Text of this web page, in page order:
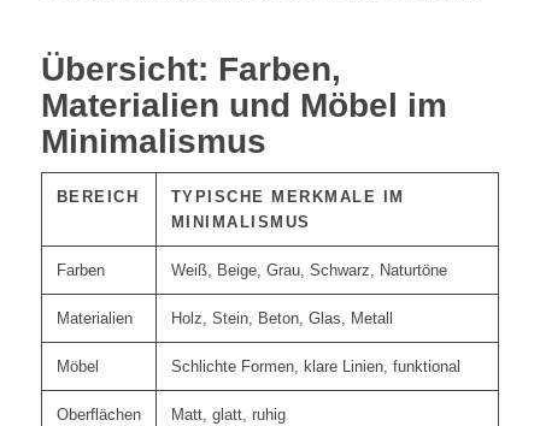
Übersicht: Farben,
Materialien und Möbel im
Minimalismus
BEREICH
TYPISCHE MERKMALE IM
MINIMALISMUS
Farben Weiß, Beige, Grau, Schwarz, Naturtöne
Materialien Holz, Stein, Beton, Glas, Metall
Möbel Schlichte Formen, klare Linien, funktional
Oberflächen Matt, glatt, ruhig